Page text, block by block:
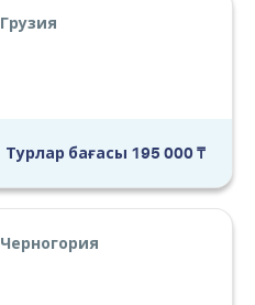
Грузия
Турлар бағасы 195 000 ₸
Черногория